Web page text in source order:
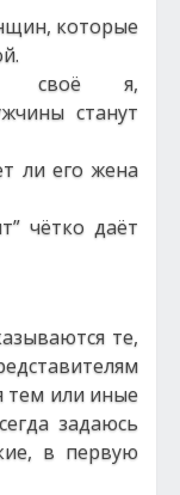
которые
своё я,
станут
ли его жена
чётко даёт
те,
тем или иные
задаюсь
в первую